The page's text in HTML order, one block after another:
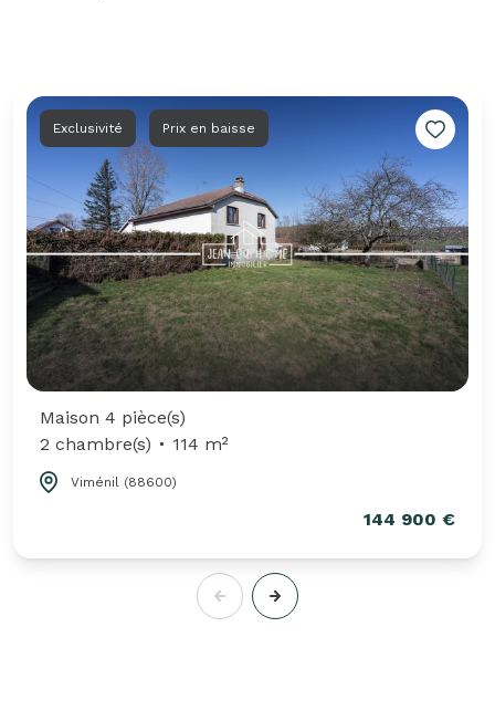
Exclusivité Prix en baisse
Maison 4 pièce(s)
2 chambre(s)
114 m²
Viménil (88600)
144 900 €